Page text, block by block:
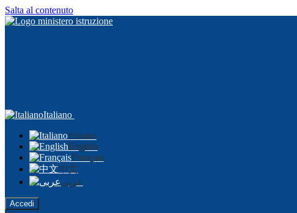
Salta al contenuto
Italiano
Italiano
English
Français
中文
عربى
Accedi